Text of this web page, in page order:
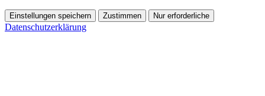
Einstellungen speichern Zustimmen Nur erforderliche
Datenschutzerklärung